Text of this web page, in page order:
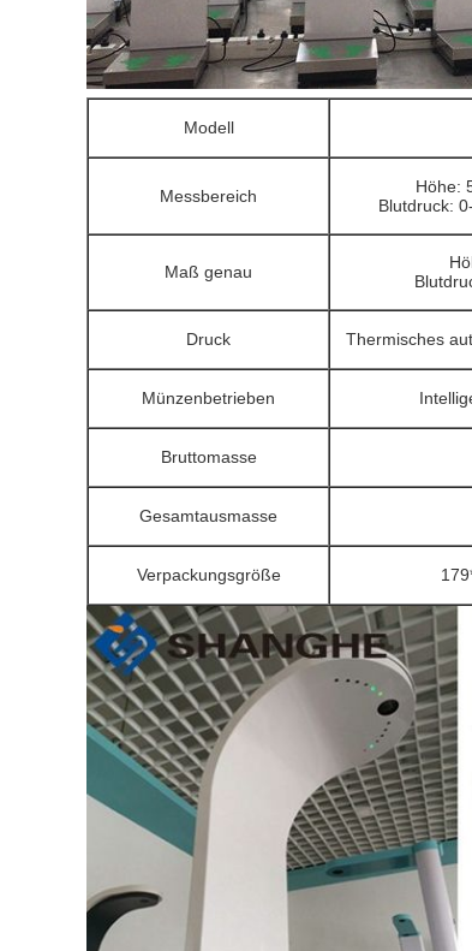
Modell
Messbereich
Höhe:
Blutdruck:
Maß genau
Druck Thermisches
Münzenbetrieben
Bruttomasse
Gesamtausmasse
Verpackungsgröße